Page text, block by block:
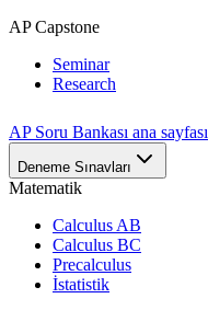
AP Capstone
Seminar
Research
AP Soru Bankası ana sayfası
Deneme Sınavları
Matematik
Calculus AB
Calculus BC
Precalculus
İstatistik